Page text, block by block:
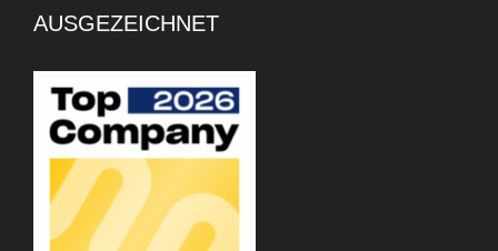
AUSGEZEICHNET